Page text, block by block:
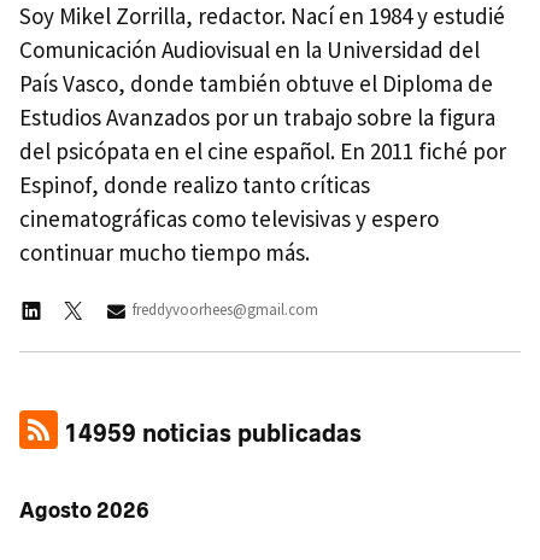
Soy Mikel Zorrilla, redactor. Nací en 1984 y estudié
Comunicación Audiovisual en la Universidad del
País Vasco, donde también obtuve el Diploma de
Estudios Avanzados por un trabajo sobre la figura
del psicópata en el cine español. En 2011 fiché por
Espinof, donde realizo tanto críticas
cinematográficas como televisivas y espero
continuar mucho tiempo más.
freddyvoorhees@gmail.com
14959 noticias publicadas
Agosto 2026